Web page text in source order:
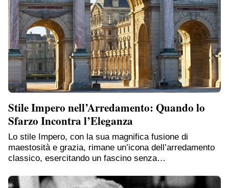
Stile Impero nell’Arredamento: Quando lo
Sfarzo Incontra l’Eleganza
Lo stile Impero, con la sua magnifica fusione di
maestosità e grazia, rimane un’icona dell’arredamento
classico, esercitando un fascino senza…